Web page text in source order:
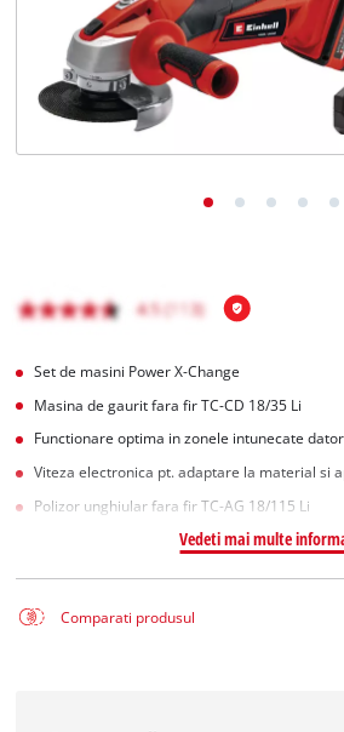
Română
Set de masini Power X-Change
Masina de gaurit fara fir TC-CD 18/35 Li
Functionare optima in zonele intunecate
Viteza electronica pt. adaptare la material si
Polizor unghiular fara fir TC-AG 18/115 Li
Vedeti mai multe
Comparati produsul